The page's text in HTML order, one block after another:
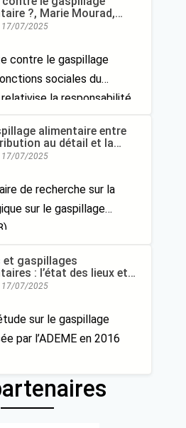
?, Marie Mourad,
Bricas
17/07/2025
contre le gaspillage
sociales du
la responsabilité
Cet article est publié
Ecologie de
aux éditions Quae en
alimentaire entre
au détail et la
René Audet,
17/07/2025
de recherche sur la
sur le gaspillage
et gaspillages
: l’état des lieux et
par étapes de la
17/07/2025
sur le gaspillage
par l’ADEME en 2016